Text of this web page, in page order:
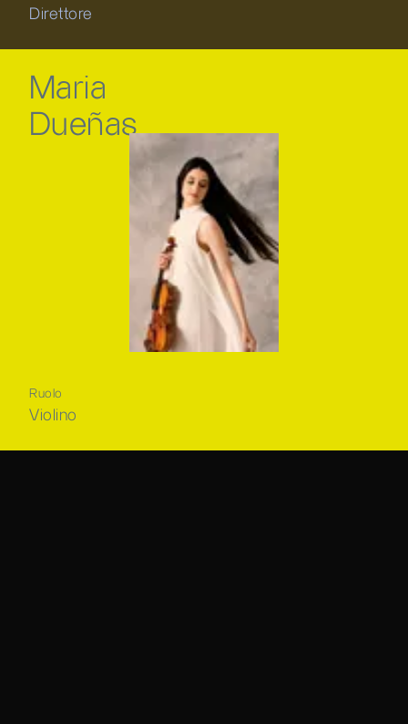
Direttore
Maria
Dueñas
Ruolo
Violino